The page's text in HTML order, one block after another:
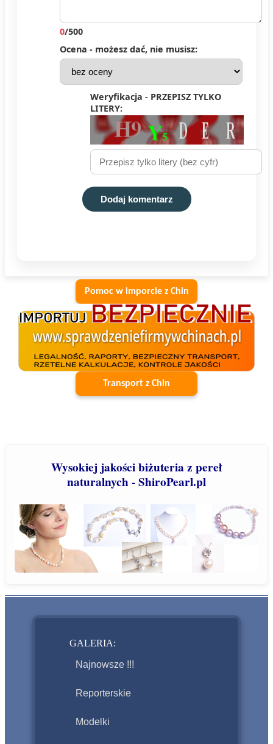
0/500
Ocena - możesz dać, nie musisz:
Weryfikacja - PRZEPISZ TYLKO
LITERY:
Dodaj komentarz
Pomoc w imporcie z Chin
Transport z Chin
Wysokiej jakości biżuteria z pereł
naturalnych - ShiroPearl.pl
GALERIA:
Najnowsze !!!
Reporterskie
Modelki